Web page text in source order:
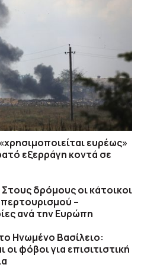
ευρέως»
εξερράγη κοντά σε
δρόμους οι κάτοικοι
–
ανά την Ευρώπη
Ηνωμένο Βασίλειο:
οι φόβοι για επισιτιστική